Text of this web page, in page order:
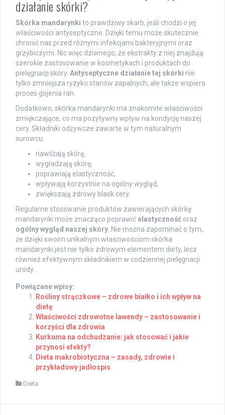
działanie skórki?
Skórka mandarynki to prawdziwy skarb, jeśli chodzi o jej
właściwości antyseptyczne. Dzięki temu może skutecznie
chronić nas przed różnymi infekcjami bakteryjnymi oraz
grzybiczymi. Nic więc dziwnego, że ekstrakty z niej znajdują
szerokie zastosowanie w kosmetykach i produktach do
pielęgnacji skóry. Antyseptyczne działanie tej skórki nie
tylko zmniejsza ryzyko stanów zapalnych, ale także wspiera
proces gojenia ran.
Dodatkowo, skórka mandarynki ma znakomite właściwości
zmiękczające, co ma pozytywny wpływ na kondycję naszej
cery. Składniki odżywcze zawarte w tym naturalnym
surowcu:
nawilżają skórę,
wygładzają skórę,
poprawiają elastyczność,
wpływają korzystnie na ogólny wygląd,
zwiększają zdrowy blask cery.
Regularne stosowanie produktów zawierających skórkę
mandarynki może znacząco poprawić elastyczność oraz
ogólny wygląd naszej skóry. Nie można zapominać o tym,
że dzięki swoim unikalnym właściwościom skórka
mandarynki jest nie tylko zdrowym elementem diety, lecz
również efektywnym składnikiem w codziennej pielęgnacji
urody.
Powiązane wpisy:
Rośliny strączkowe – zdrowe białko i ich wpływ na
dietę
Właściwości zdrowotne lawendy – zastosowanie i
korzyści dla zdrowia
Kurkuma na odchudzanie: jak stosować i jakie
przynosi efekty?
Dieta makrobiotyczna – zasady, zdrowie i
przykładowy jadłospis
Dieta